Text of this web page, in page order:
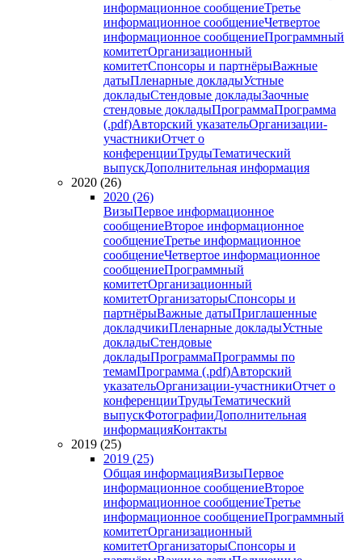
информационное сообщениеТретье
информационное сообщениеЧетвертое
информационное сообщениеПрограммный
комитетОрганизационный
комитетСпонсоры и партнёрыВажные
датыПленарные докладыУстные
докладыСтендовые докладыЗаочные
стендовые докладыПрограммаПрограмма
(.pdf)Авторский указательОрганизации-
участникиОтчет о
конференцииТрудыТематический
выпускДополнительная информация
2020 (26)
2020 (26)
ВизыПервое информационное
сообщениеВторое информационное
сообщениеТретье информационное
сообщениеЧетвертое информационное
сообщениеПрограммный
комитетОрганизационный
комитетОрганизаторыСпонсоры и
партнёрыВажные датыПриглашенные
докладчикиПленарные докладыУстные
докладыСтендовые
докладыПрограммаПрограммы по
темамПрограмма (.pdf)Авторский
указательОрганизации-участникиОтчет о
конференцииТрудыТематический
выпускФотографииДополнительная
информацияКонтакты
2019 (25)
2019 (25)
Общая информацияВизыПервое
информационное сообщениеВторое
информационное сообщениеТретье
информационное сообщениеПрограммный
комитетОрганизационный
комитетОрганизаторыСпонсоры и